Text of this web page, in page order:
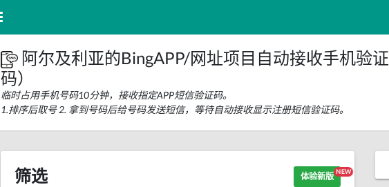
阿尔及利亚的BingAPP/网址项目自动接收手机验
码）
临时占用手机号码10分钟，接收指定APP短信验证码。
1.排序后取号 2. 拿到号码后给号码发送短信，等待自动接收显示注册短信验证码。
筛选 体验新版 NEW